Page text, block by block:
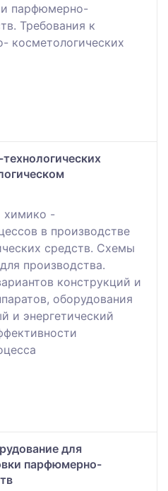
парфюмерно-
Требования к
косметологических
химико -
в производстве
средств. Схемы
производства.
конструкций и
оборудования
и энергетический
для
парфюмерно-